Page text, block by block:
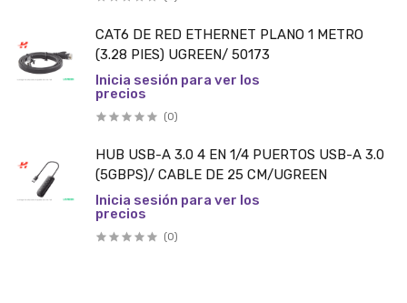
CAT6 DE RED ETHERNET PLANO 1 METRO
(3.28 PIES) UGREEN/ 50173
Inicia sesión para ver los
precios
(0)
HUB USB-A 3.0 4 EN 1/4 PUERTOS USB-A 3.0
(5GBPS)/ CABLE DE 25 CM/UGREEN
Inicia sesión para ver los
precios
(0)